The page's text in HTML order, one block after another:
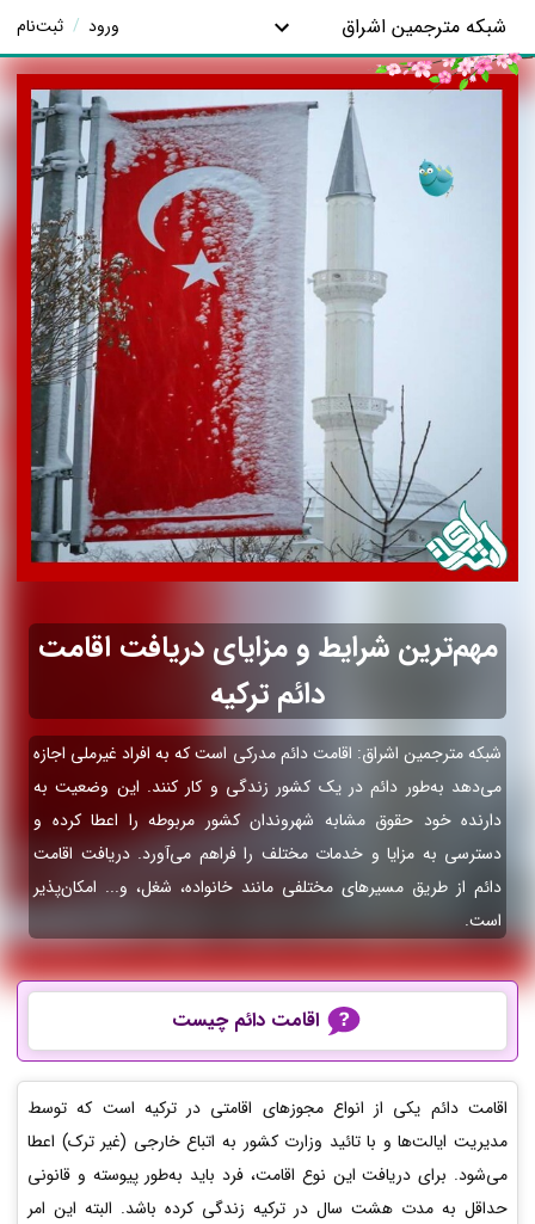
شبکه مترجمین اشراق ورود / ثبت‌نام
مهم‌ترین شرایط و مزایای دریافت اقامت
دائم ترکیه
شبکه مترجمین اشراق: اقامت دائم مدرکی است که به افراد غیرملی اجازه
می‌دهد به‌طور دائم در یک کشور زندگی و کار کنند. این وضعیت به
دارنده خود حقوق مشابه شهروندان کشور مربوطه را اعطا کرده و
دسترسی به مزایا و خدمات مختلف را فراهم می‌آورد. دریافت اقامت
دائم از طریق مسیرهای مختلفی مانند خانواده، شغل، و... امکان‌پذیر
است.
اقامت دائم چیست
اقامت دائم یکی از انواع مجوزهای اقامتی در ترکیه است که توسط
مدیریت ایالت‌ها و با تائید وزارت کشور به اتباع خارجی (غیر ترک) اعطا
می‌شود. برای دریافت این نوع اقامت، فرد باید به‌طور پیوسته و قانونی
حداقل به مدت هشت سال در ترکیه زندگی کرده باشد. البته این امر